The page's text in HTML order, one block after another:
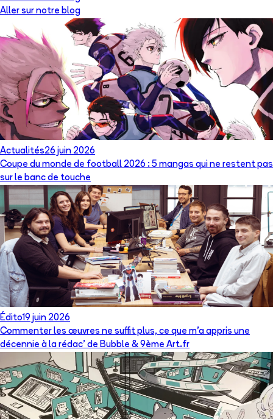
Aller sur notre blog
Actualités26 juin 2026
Coupe du monde de football 2026 : 5 mangas qui ne restent pas
sur le banc de touche
Édito19 juin 2026
Commenter les œuvres ne suffit plus, ce que m’a appris une
décennie à la rédac’ de Bubble & 9ème Art.fr